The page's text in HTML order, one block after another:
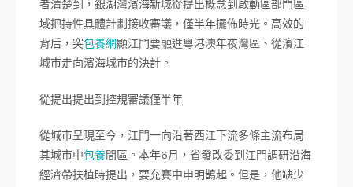
者清楚到，銀湖灣濱海新城從提出概念到啟動區部門區
域把持性具體計劃接收審議，僅半年擺佈時光。高效的
背后，突包養網顯江門要融進粵港澳年夜灣區、從濱江
城市走向濱海城市的決計。
從提出提出到控規審議僅半年
從城市呈現至今，江門一向沿著西江下流多條主流布局
其城市中包養間區。本年6月，省發改委到江門調研沿海
經濟帶扶植時提出，要充賽中申明鵲起。但是，他缺少